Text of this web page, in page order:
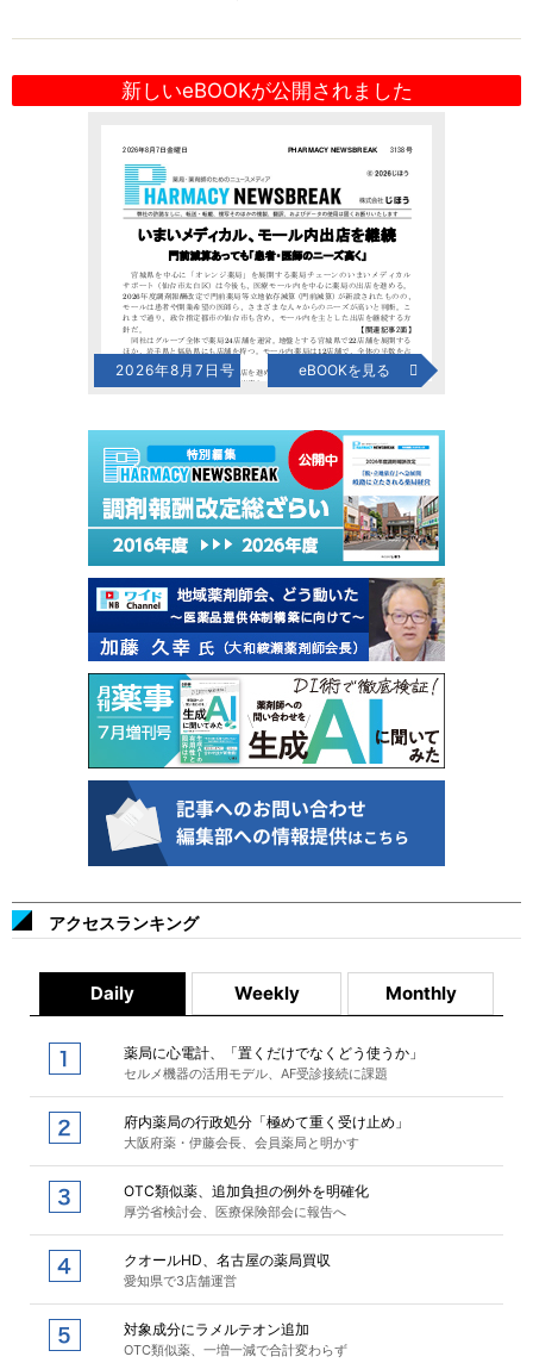
新しいeBOOKが公開されました
2026年8月7日号 eBOOKを見る
アクセスランキング
Daily Weekly Monthly
薬局に心電計、「置くだけでなくどう使うか」
セルメ機器の活用モデル、AF受診接続に課題
府内薬局の行政処分「極めて重く受け止め」
大阪府薬・伊藤会長、会員薬局と明かす
OTC類似薬、追加負担の例外を明確化
厚労省検討会、医療保険部会に報告へ
クオールHD、名古屋の薬局買収
愛知県で3店舗運営
対象成分にラメルテオン追加
OTC類似薬、一増一減で合計変わらず